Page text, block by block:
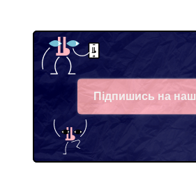
Підпишись на наш
Facebook